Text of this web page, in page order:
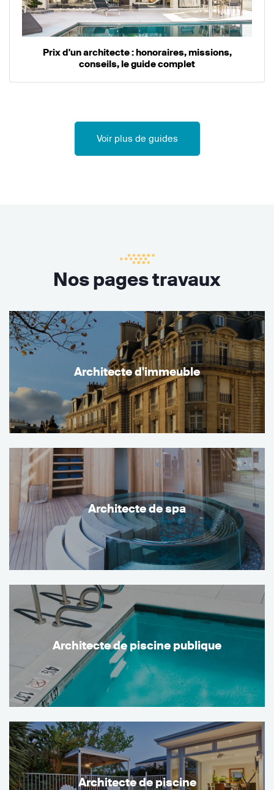
Prix d'un architecte : honoraires, missions,
conseils, le guide complet
Voir plus de guides
Nos pages travaux
Architecte d'immeuble
Architecte de spa
Architecte de piscine publique
Architecte de piscine